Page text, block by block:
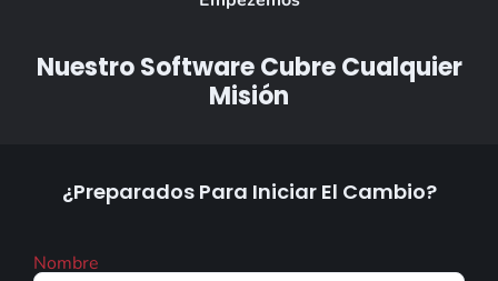
Nuestro Software Cubre Cualquier
Misión
¿Preparados Para Iniciar El Cambio?
Nombre